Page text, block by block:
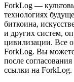
ForkLog —
технологиях
биткоина,
и других систем,
цивилизации. Все
ForkLog. Вы
после
ссылки на ForkLog.